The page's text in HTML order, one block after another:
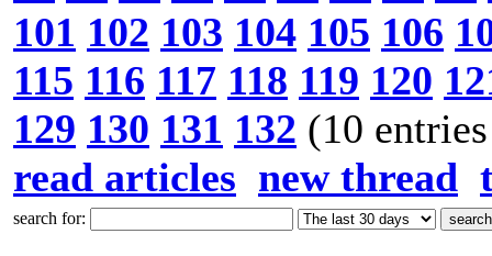
101 102 103 104 105 106
115 116 117 118 119 120
129 130 131 132 (10
read articles new thread
search for: